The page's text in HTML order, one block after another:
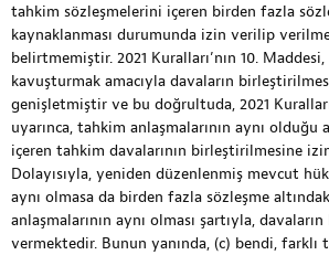
tahkim sözleşmelerini içeren birden fazla
kaynaklanması durumunda izin verilip
belirtmemiştir. 2021 Kuralları’nın 10.
kavuşturmak amacıyla davaların
genişletmiştir ve bu doğrultuda, 2021
uyarınca, tahkim anlaşmalarının aynı olduğu
içeren tahkim davalarının birleştirilmesine
Dolayısıyla, yeniden düzenlenmiş mevcut
aynı olmasa da birden fazla sözleşme
anlaşmalarının aynı olması şartıyla,
vermektedir. Bunun yanında, (c) bendi, farklı